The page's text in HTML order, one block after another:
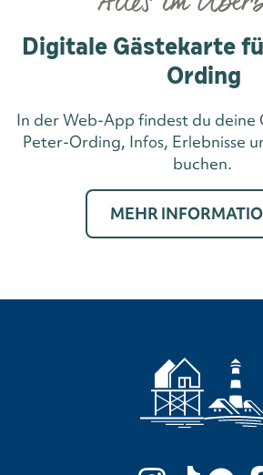
Digitale Gästekarte
Ording
In der Web-App findest du deine
Peter-Ording, Infos, Erlebnisse
buchen.
MEHR